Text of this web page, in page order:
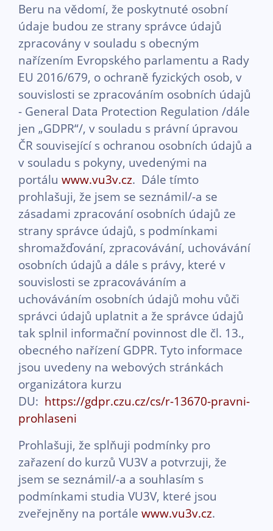
Beru na vědomí, že poskytnuté osobní
údaje budou ze strany správce údajů
zpracovány v souladu s obecným
nařízením Evropského parlamentu a Rady
EU 2016/679, o ochraně fyzických osob, v
souvislosti se zpracováním osobních údajů
- General Data Protection Regulation /dále
jen „GDPR“/, v souladu s právní úpravou
ČR související s ochranou osobních údajů a
v souladu s pokyny, uvedenými na
portálu www.vu3v.cz. Dále tímto
prohlašuji, že jsem se seznámil/-a se
zásadami zpracování osobních údajů ze
strany správce údajů, s podmínkami
shromažďování, zpracovávání, uchovávání
osobních údajů a dále s právy, které v
souvislosti se zpracováváním a
uchováváním osobních údajů mohu vůči
správci údajů uplatnit a že správce údajů
tak splnil informační povinnost dle čl. 13.,
obecného nařízení GDPR. Tyto informace
jsou uvedeny na webových stránkách
organizátora kurzu
DU: https://gdpr.czu.cz/cs/r-13670-pravni-
prohlaseni
Prohlašuji, že splňuji podmínky pro
zařazení do kurzů VU3V a potvrzuji, že
jsem se seznámil/-a a souhlasím s
podmínkami studia VU3V, které jsou
zveřejněny na portále www.vu3v.cz.